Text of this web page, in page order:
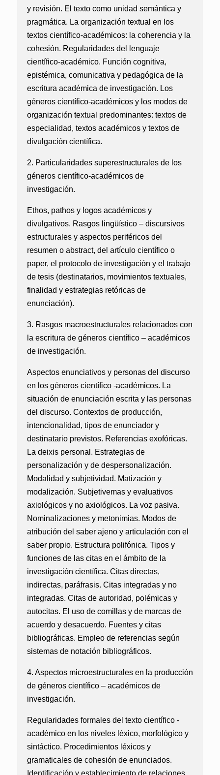
y revisión. El texto como unidad semántica y
pragmática. La organización textual en los
textos científico-académicos: la coherencia y la
cohesión. Regularidades del lenguaje
científico-académico. Función cognitiva,
epistémica, comunicativa y pedagógica de la
escritura académica de investigación. Los
géneros científico-académicos y los modos de
organización textual predominantes: textos de
especialidad, textos académicos y textos de
divulgación científica.
2. Particularidades superestructurales de los
géneros científico-académicos de
investigación.
Ethos, pathos y logos académicos y
divulgativos. Rasgos lingüístico – discursivos
estructurales y aspectos periféricos del
resumen o abstract, del artículo científico o
paper, el protocolo de investigación y el trabajo
de tesis (destinatarios, movimientos textuales,
finalidad y estrategias retóricas de
enunciación).
3. Rasgos macroestructurales relacionados con
la escritura de géneros científico – académicos
de investigación.
Aspectos enunciativos y personas del discurso
en los géneros científico -académicos. La
situación de enunciación escrita y las personas
del discurso. Contextos de producción,
intencionalidad, tipos de enunciador y
destinatario previstos. Referencias exofóricas.
La deixis personal. Estrategias de
personalización y de despersonalización.
Modalidad y subjetividad. Matización y
modalización. Subjetivemas y evaluativos
axiológicos y no axiológicos. La voz pasiva.
Nominalizaciones y metonimias. Modos de
atribución del saber ajeno y articulación con el
saber propio. Estructura polifónica. Tipos y
funciones de las citas en el ámbito de la
investigación científica. Citas directas,
indirectas, paráfrasis. Citas integradas y no
integradas. Citas de autoridad, polémicas y
autocitas. El uso de comillas y de marcas de
acuerdo y desacuerdo. Fuentes y citas
bibliográficas. Empleo de referencias según
sistemas de notación bibliográficos.
4. Aspectos microestructurales en la producción
de géneros científico – académicos de
investigación.
Regularidades formales del texto científico -
académico en los niveles léxico, morfológico y
sintáctico. Procedimientos léxicos y
gramaticales de cohesión de enunciados.
Identificación y establecimiento de relaciones